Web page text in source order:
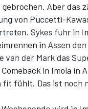
Aber das
von Puccetti-
Sykes fuhr in
in Assen
van der Mark das
in Imola
fit fühlt. Das ist noch